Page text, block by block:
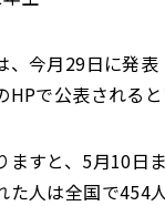
、今月29日に発表
で公表されると
ますと、5月10日
人は全国で454